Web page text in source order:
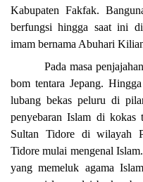
Kabupaten Fakfak.
berfungsi hingga saat ini
imam bernama Abuhari
Pada masa
bom tentara Jepang.
lubang bekas peluru di
penyebaran Islam di kokas
Sultan Tidore di wilayah
Tidore mulai mengenal
yang memeluk agama